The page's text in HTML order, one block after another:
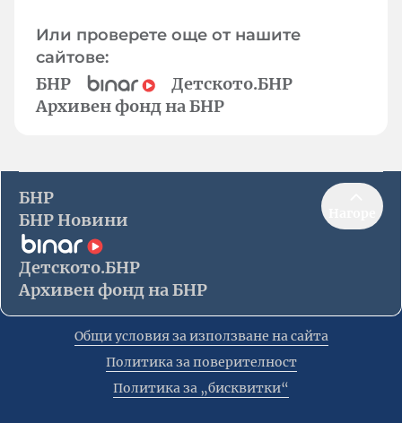
Или проверете още от нашите
сайтове:
БНР
Детското.БНР
Архивен фонд на БНР
БНР
БНР Новини
Детското.БНР
Архивен фонд на БНР
Общи условия за използване на сайта
Политика за поверителност
Политика за „бисквитки“